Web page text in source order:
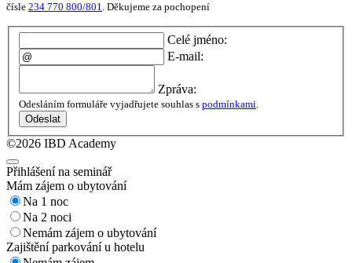
čísle 234 770 800/801. Děkujeme za pochopení
Celé jméno:
E-mail:
Zpráva:
Odesláním formuláře vyjadřujete souhlas s podmínkami
Odeslat
©2026 IBD Academy
Přihlášení na seminář
Mám zájem o ubytování
Na 1 noc
Na 2 noci
Nemám zájem o ubytování
Zajištění parkování u hotelu